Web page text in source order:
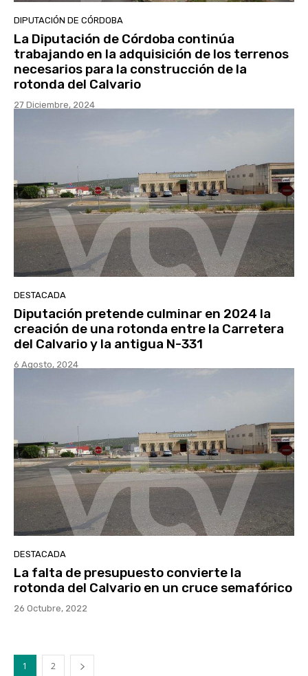
DIPUTACIÓN DE CÓRDOBA
La Diputación de Córdoba continúa
trabajando en la adquisición de los terrenos
necesarios para la construcción de la
rotonda del Calvario
27 Diciembre, 2024
DESTACADA
Diputación pretende culminar en 2024 la
creación de una rotonda entre la Carretera
del Calvario y la antigua N-331
6 Agosto, 2024
DESTACADA
La falta de presupuesto convierte la
rotonda del Calvario en un cruce semafórico
26 Octubre, 2022
1 2